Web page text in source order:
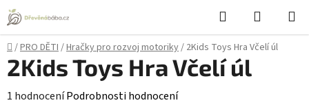
Přejít
na
obsah
Hledat
KOŠÍK
Domů
/PRO DĚTI/Hračky pro rozvoj motoriky/ 2Kids Toys Hra Včelí úl
2Kids Toys Hra Včelí úl
Průměrné
1 hodnoceníPodrobnosti hodnocení